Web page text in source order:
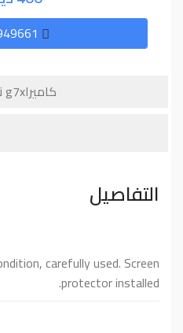
التفاصيل
carefully used. Screen
protector installed.